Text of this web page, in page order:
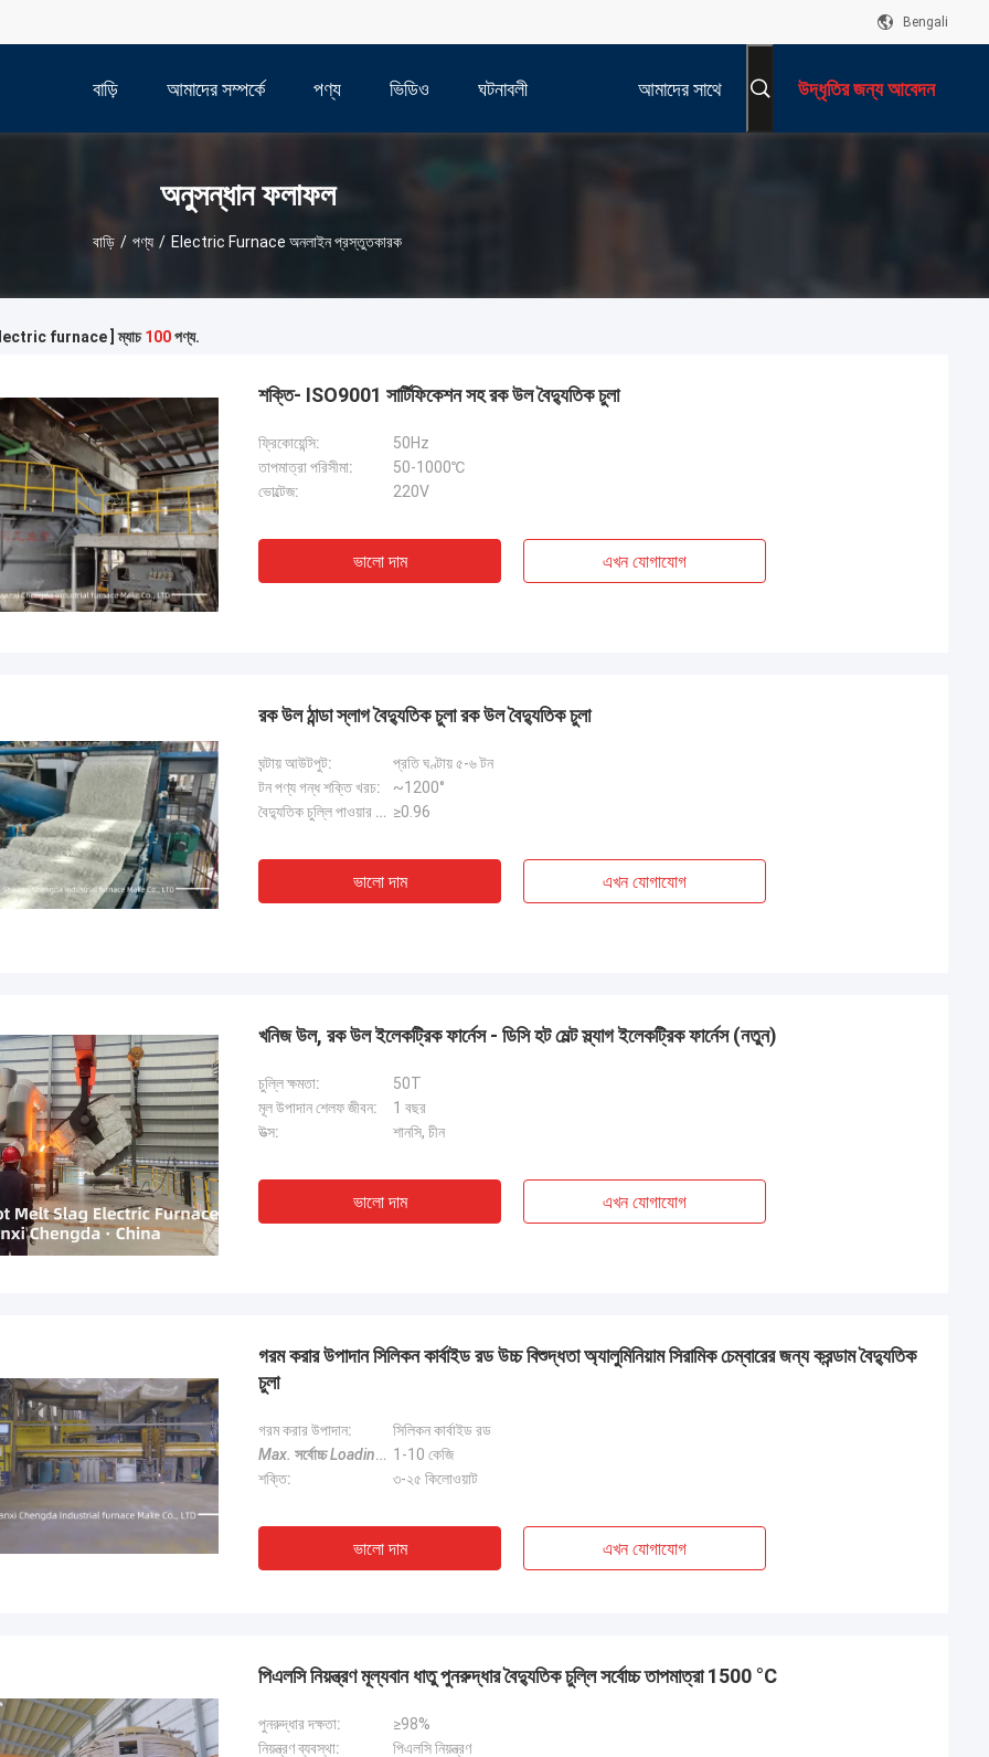
Bengali
বাড়ি আমাদের সম্পর্কে পণ্য ভিডিও ঘটনাবলী আমাদের সাথে উদ্ধৃতির জন্য আবেদন
অনুসন্ধান ফলাফল
বাড়ি / পণ্য / Electric Furnace অনলাইন প্রস্তুতকারক
উপকারী জয়-জয় সহযোগিতার লক্ষ্যে এগিয়ে যাওয়ার
পরিচালনা করতে,চীন ও পাকিস্তানের জনগণের মধ্যে গভীর
বন্ধুত্ব ও চমৎকার সহযোগিতা রয়েছে।.
electric furnace ] ম্যাচ100পণ্য.
শক্তি- ISO9001 সার্টিফিকেশন সহ রক উল বৈদ্যুতিক চুলা
ফ্রিকোয়েন্সি:
50Hz
তাপমাত্রা পরিসীমা:
50-1000℃
ভোল্টেজ:
220V
ভালো দাম এখন যোগাযোগ
রক উল ঠান্ডা স্লাগ বৈদ্যুতিক চুলা রক উল বৈদ্যুতিক চুলা
ঘন্টায় আউটপুট:
প্রতি ঘণ্টায় ৫-৬ টন
টন পণ্য গন্ধ শক্তি খরচ:
~1200°
বৈদ্যুতিক চুল্লি পাওয়ার ফ্যাক্টর COSØ: ≥0.96
ভালো দাম এখন যোগাযোগ
খনিজ উল, রক উল ইলেকট্রিক ফার্নেস - ডিসি হট মেল্ট স্ল্যাগ ইলেকট্রিক ফার্নেস (নতুন)
চুল্লি ক্ষমতা:
50T
মূল উপাদান শেলফ জীবন:
1 বছর
উত্স:
শানসি, চীন
ভালো দাম এখন যোগাযোগ
গরম করার উপাদান সিলিকন কার্বাইড রড উচ্চ বিশুদ্ধতা অ্যালুমিনিয়াম সিরামিক চেম্বারের জন্য করন্ডাম বৈদ্যুতিক
চুলা
গরম করার উপাদান:
সিলিকন কার্বাইড রড
Max. সর্বোচ্চLoading Capacity বোঝাই ক্ষমতা
1-10 কেজি
শক্তি:
৩-২৫ কিলোওয়াট
ভালো দাম এখন যোগাযোগ
পিএলসি নিয়ন্ত্রণ মূল্যবান ধাতু পুনরুদ্ধার বৈদ্যুতিক চুল্লি সর্বোচ্চ তাপমাত্রা 1500 °C
পুনরুদ্ধার দক্ষতা:
≥98%
নিয়ন্ত্রণ ব্যবস্থা:
পিএলসি নিয়ন্ত্রণ